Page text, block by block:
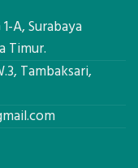
A, Surabaya
Timur.
Tambaksari,